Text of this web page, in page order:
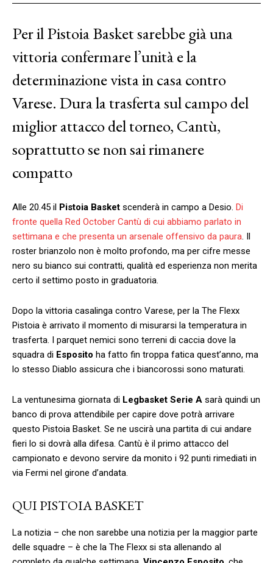
Per il Pistoia Basket sarebbe già una
vittoria confermare l’unità e la
determinazione vista in casa contro
Varese. Dura la trasferta sul campo del
miglior attacco del torneo, Cantù,
soprattutto se non sai rimanere
compatto
Alle 20.45 il Pistoia Basket scenderà in campo a Desio. Di
fronte quella Red October Cantù di cui abbiamo parlato in
settimana e che presenta un arsenale offensivo da paura. Il
roster brianzolo non è molto profondo, ma per cifre messe
nero su bianco sui contratti, qualità ed esperienza non merita
certo il settimo posto in graduatoria.
Dopo la vittoria casalinga contro Varese, per la The Flexx
Pistoia è arrivato il momento di misurarsi la temperatura in
trasferta. I parquet nemici sono terreni di caccia dove la
squadra di Esposito ha fatto fin troppa fatica quest’anno, ma
lo stesso Diablo assicura che i biancorossi sono maturati.
La ventunesima giornata di Legbasket Serie A sarà quindi un
banco di prova attendibile per capire dove potrà arrivare
questo Pistoia Basket. Se ne uscirà una partita di cui andare
fieri lo si dovrà alla difesa. Cantù è il primo attacco del
campionato e devono servire da monito i 92 punti rimediati in
via Fermi nel girone d’andata.
QUI PISTOIA BASKET
La notizia – che non sarebbe una notizia per la maggior parte
delle squadre – è che la The Flexx si sta allenando al